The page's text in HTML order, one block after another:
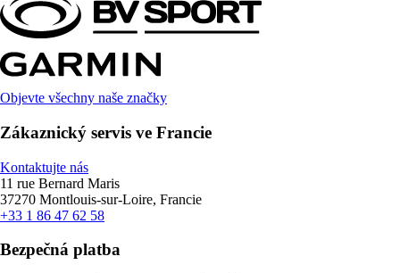
Objevte všechny naše značky
Zákaznický servis ve Francie
Kontaktujte nás
11 rue Bernard Maris
37270 Montlouis-sur-Loire, Francie
+33 1 86 47 62 58
Bezpečná platba